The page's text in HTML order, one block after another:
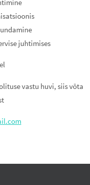
juhtimises
vastu huvi, siis võta